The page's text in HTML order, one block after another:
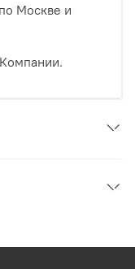
Москве и